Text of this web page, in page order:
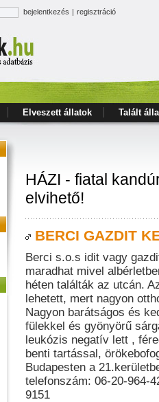
bejelentkezés | regisztráció
Elveszett állatok Talált
HÁZI - fiatal
elvihető!
BERCI GAZDIT
Berci s.o.s idit vagy
maradhat mivel
héten találták az utcán.
lehetett, mert nagyon
Nagyon barátságos és
fülekkel és gyönyörű
leukózis negatív lett ,
benti tartással,
Budapesten a
telefonszám: 06-20-964-
9151